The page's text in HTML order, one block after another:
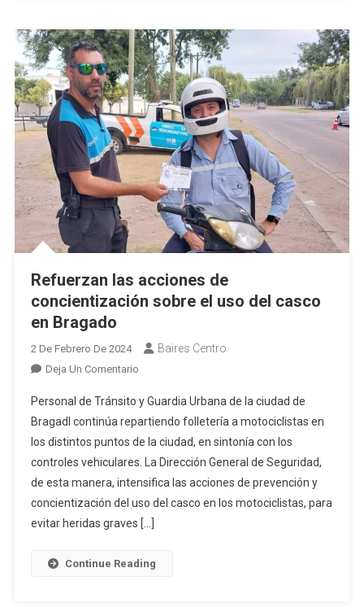
Refuerzan las acciones de
concientización sobre el uso del casco
en Bragado
2 De Febrero De 2024 Baires Centro
Deja Un ComentarioEn
Las
Acciones
De
Concientización
Sobre
El
Uso
Personal de Tránsito y Guardia Urbana de la ciudad de
Bragadl continúa repartiendo folletería a motociclistas en
los distintos puntos de la ciudad, en sintonía con los
controles vehiculares. La Dirección General de Seguridad,
de esta manera, intensifica las acciones de prevención y
concientización del uso del casco en los motociclistas, para
evitar heridas graves […]
Continue Reading